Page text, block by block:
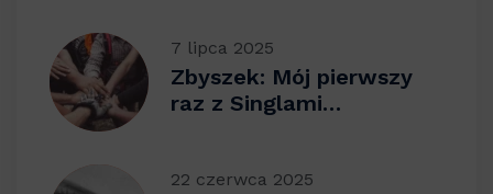
7 lipca 2025
Zbyszek: Mój pierwszy
raz z Singlami…
22 czerwca 2025